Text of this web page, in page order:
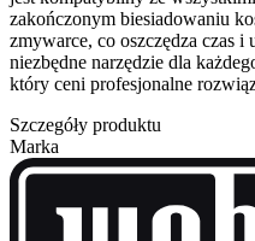
zakończonym biesiadowaniu
zmywarce, co oszczędza czas i
niezbędne narzędzie dla
który ceni profesjonalne
Szczegóły produktu
Marka